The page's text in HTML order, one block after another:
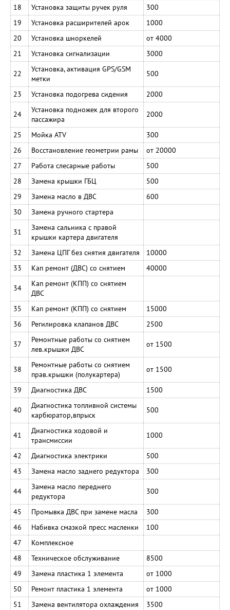
18 Установка защиты ручек руля
300
19
Установка расширителей арок
1000
20
Установка шноркелей
от 4000
21
Установка сигнализации 3000
22
Установка, активация GPS/GSM
метки
500
23 Установка подогрева сидения 2000
24
Установка подножек для второго
пассажира
2000
25 Мойка ATV
300
26
Восстановление геометрии рамы
от 20000
27
Работа слесарные работы
500
28
Замена крышки ГБЦ
500
29
Замена масло в ДВС
600
30
Замена ручного стартера
31
Замена сальника с правой
крышки картера двигателя
32
Замена ЦПГ без снятия двигателя
10000
33
Кап ремонт (ДВС) со снятием 40000
34
Кап ремонт (КПП) со снятием
ДВС
35
Кап ремонт (КПП) со снятием
15000
36
Регилировка клапанов ДВС 2500
37
Ремонтные работы со снятием
лев.крышки ДВС
от 1500
38
Ремонтные работы со снятием
прав.крышки (полукартера)
от 1500
39 Диагностика ДВС 1500
40
Диагностика топливной системы
карбюратор,впрыск
500
41
Диагностика ходовой и
трансмиссии
1000
42 Диагностика электрики
500
43
Замена масло заднего редуктора 300
44
Замена масло переднего
редуктора
300
45 Промывка ДВС при замене масла
300
46
Набивка смазкой пресс масленки
100
47
Комплексное
48
Техническое обслуживание
8500
49
Замена пластика 1 элемента
от 1000
50
Ремонт пластика 1 элемента
от 1000
51
Замена вентилятора охлаждения 3500